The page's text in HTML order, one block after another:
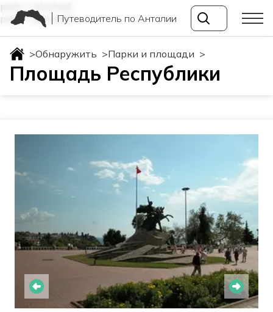
parki-i-ploshadi
parki-i-ploshadiПутеводитель по Анталии
>Обнаружить >Парки и площади >
Площадь Республики